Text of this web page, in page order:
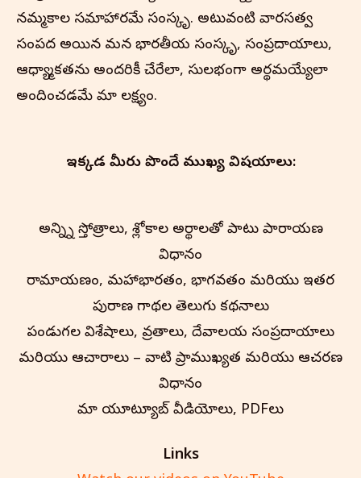
నమ్మకాల సమాహారమే సంస్కృతి. అటువంటి వారసత్వ
సంపద అయిన మన భారతీయ సంస్కృతి, సంప్రదాయాలు,
ఆధ్యాత్మికతను అందరికీ చేరేలా, సులభంగా అర్థమయ్యేలా
అందించడమే మా లక్ష్యం.
ఇక్కడ మీరు పొందే ముఖ్య విషయాలు:
అన్న్ని స్తోత్రాలు, శ్లోకాల అర్థాలతో పాటు పారాయణ
విధానం
రామాయణం, మహాభారతం, భాగవతం మరియు ఇతర
పురాణ గాథల తెలుగు కథనాలు
పండుగల విశేషాలు, వ్రతాలు, దేవాలయ సంప్రదాయాలు
మరియు ఆచారాలు – వాటి ప్రాముఖ్యత మరియు ఆచరణ
విధానం
మా యూట్యూబ్ వీడియోలు, PDFలు
Links